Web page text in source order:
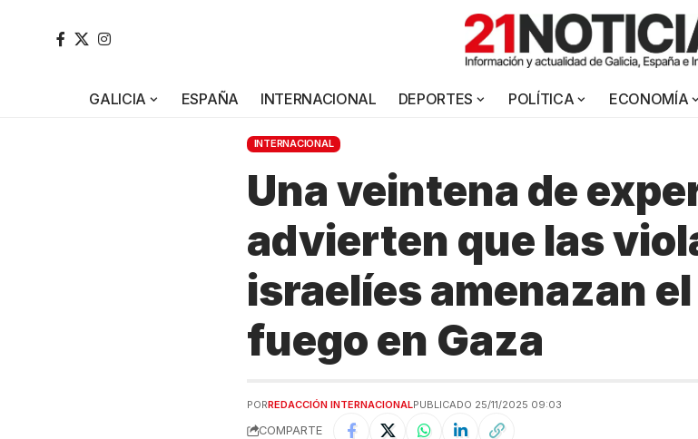
GALICIA ESPAÑA INTERNACIONAL DEPORTES POLÍTICA ECONOMÍA
INTERNACIONAL
Una veintena de
advierten que las
israelíes amenazan
fuego en Gaza
PORREDACCIÓN INTERNACIONALPUBLICADO 25/11/2025 09:03
COMPARTE